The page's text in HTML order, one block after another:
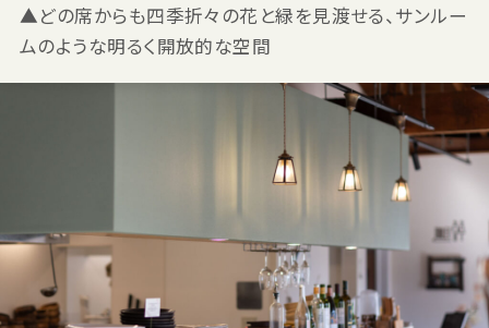
▲どの席からも四季折々の花と緑を見渡せる、サンルー
ムのような明るく開放的な空間